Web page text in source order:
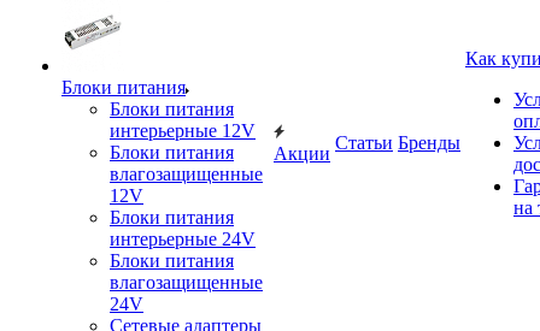
Блоки питания
Блоки питания
интерьерные 12V
Блоки питания
влагозащищенные
12V
Блоки питания
интерьерные 24V
Блоки питания
влагозащищенные
24V
Сетевые адаптеры
Акции
Статьи Бренды
Как
на